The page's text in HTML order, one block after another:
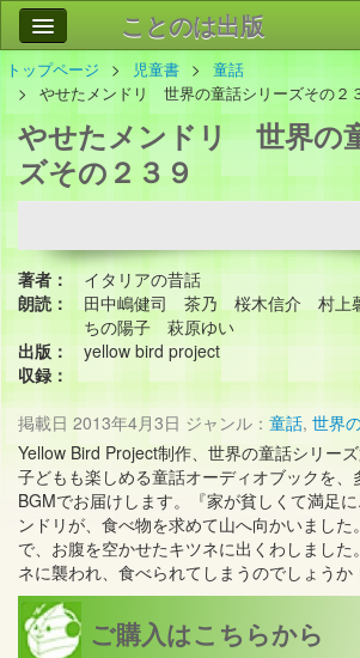
ことのは出版
作品
事業案内
会社情報
お問い合わせ
トップページ 児童書
童話
やせたメンドリ 世界の童話シリーズその２
やせたメンドリ 世界の
ズその２３９
著者：
イタリアの昔話
朗読：
田中嶋健司 茶乃 桜木信介 村上
ちの陽子 萩原ゆい
出版：
yellow bird project
収録：
掲載日 2013年4月3日 ジャンル： 童話, 世界
Yellow Bird Project制作、世界の童話シリー
子どもも楽しめる童話オーディオブックを、
BGMでお届けします。『家が貧しくて満足
ンドリが、食べ物を求めて山へ向かいました
で、お腹を空かせたキツネに出くわしました
ネに襲われ、食べられてしまうのでしょうか
ご購入はこちらから